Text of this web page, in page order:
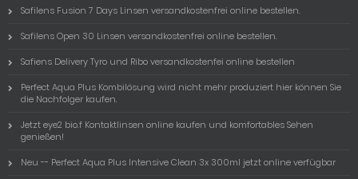
Safilens Fusion 7 Days Linsen versandkostenfrei online bestellen.
Safilens Open 30 Linsen versandkostenfrei online bestellen.
Safiens Delivery Tyro und Ribo versandkostenfei online bestellen
Perfect Aqua Plus Kombilösung wird nicht mehr produziert hier können Sie
die Nachfolger kaufen.
Jetzt eye2 bio.f Kontaktlinsen online kaufen und komfortables Sehen
genießen!
Neu -- Perfect Aqua Plus Intensive Clean 3x 300ml jetzt online verfügbar